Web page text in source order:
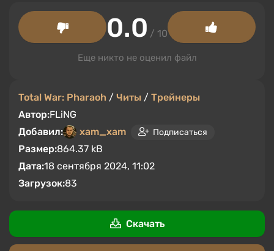
Total War: Pharaoh / Читы / Трейнеры
Автор:FLiNG
Добавил:
xam_xam Подписаться
Размер:864.37 kB
Дата:18 сентября 2024, 11:02
Загрузок:83
0.0 / 10
Еще никто не оценил файл
Скачать